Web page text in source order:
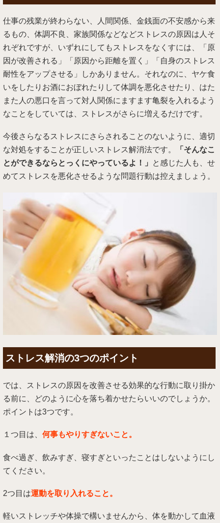
仕事の残業が終わらない、人間関係、金銭面の不安感から来
るもの、体調不良、家族関係などなどストレスの原因は人そ
れぞれですが、いずれにしてもストレスをなくすには、「原
因が改善される」「原因から距離を置く」「自身のストレス
耐性をアップさせる」しかありません。それなのに、ヤケ食
いをしたりお酒におぼれたりして体調を悪化させたり、はた
また人の悪口を言って対人関係にますます亀裂を入れるよう
なことをしていては、ストレスがさらに増えるだけです。
今後さらなるストレスにさらされることのないように、適切
な対処をすることが正しいストレス解消法です。
「そんなこ
とができるならとっくにやっているよ！」
と感じた人も、せ
めてストレスを悪化させるような問題行動は控えましょう。
ストレス解消の3つのポイント
では、ストレスの原因を改善させる効果的な行動に取り掛か
る前に、どのように心を落ち着かせたらいいのでしょうか。
ポイントは3つです。
１つ目は、 何事もやりすぎないこと。
食べ過ぎ、飲みすぎ、寝すぎといったことはしないようにし
てください。
2つ目は運動を取り入れること。
軽いストレッチや体操で構いませんから、体を動かして血液